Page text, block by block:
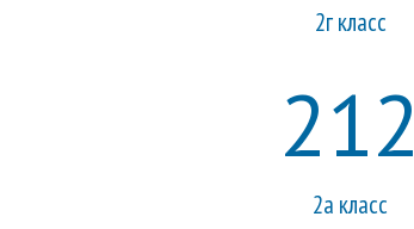
2г класс
212
2а класс